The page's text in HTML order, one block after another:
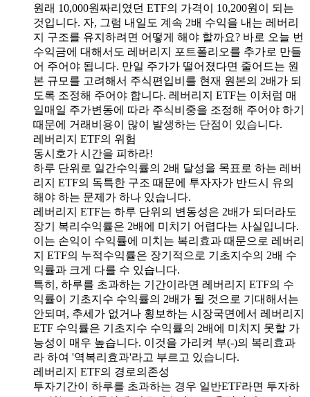
원래 10,000원짜리였던 ETF의 가격이 10,200원이 되는
것입니다. 자, 그럼 내일도 계속 2배 수익을 내는 레버리
지 구조를 유지하려면 어떻게 해야 할까요? 바로 오늘 번
수익금에 대해서도 레버리지 포트폴리오를 추가로 만들
어 주어야 됩니다. 만일 주가가 떨어졌다면 줄어드는 원
본 규모를 고려해서 주식편입비를 현재 원본의 2배가 되
도록 조정해 주어야 합니다. 레버리지 ETF는 이처럼 매
일매일 주가변동에 따라 주식비중을 조정해 주어야 하기
때문에 거래비용이 많이 발생하는 단점이 있습니다.
레버리지 ETF의 위험
동시호가 시간을 피하라!
하루 단위로 일간수익률의 2배 달성을 목표로 하는 레버
리지 ETF의 독특한 구조 때문에 투자자가 반드시 유의
해야 하는 문제가 하나 있습니다.
레버리지 ETF는 하루 단위의 변동성은 2배가 되더라도
장기 복리수익률은 2배에 미치기 어렵다는 사실입니다.
이는 손익이 수익률에 미치는 복리효과 때문으로 레버리
지 ETF의 누적수익률은 장기적으로 기초지수의 2배 수
익률과 크게 다를 수 있습니다.
특히, 하루를 초과하는 기간이라면 레버리지 ETF의 수
익률이 기초지수 수익률의 2배가 될 것으로 기대해서는
안되며, 추세가 없거나 횡보하는 시장국면에서 레버리지
ETF 수익률은 기초지수 수익률의 2배에 미치지 못할 가
능성이 매우 높습니다. 이것을 가리켜 부(-)의 복리효과
라 하여 '역복리효과'라고 부르고 있습니다.
레버리지 ETF의 경로의존성
투자기간이 하루를 초과하는 경우 일반ETF라면 투자하